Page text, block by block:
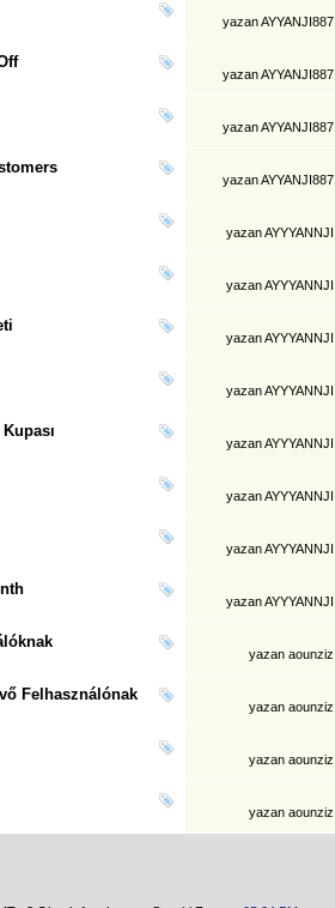
yazanAYYANJI887
yazanAYYANJI887
yazanAYYANJI887
yazanAYYANJI887
yazanAYYYANNJI
yazanAYYYANNJI
yazanAYYYANNJI
yazanAYYYANNJI
yazanAYYYANNJI
yazanAYYYANNJI
yazanAYYYANNJI
yazanAYYYANNJI
yazan aounziz
Felhasználónak
yazan aounziz
yazan aounziz
yazan aounziz